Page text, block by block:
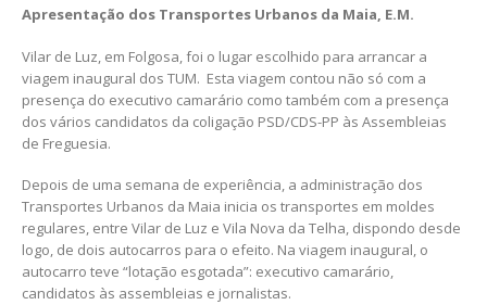
Apresentação dos Transportes Urbanos da Maia, E.M.
Vilar de Luz, em Folgosa, foi o lugar escolhido para arrancar a
viagem inaugural dos TUM. Esta viagem contou não só com a
presença do executivo camarário como também com a presença
dos vários candidatos da coligação PSD/CDS-PP às Assembleias
de Freguesia.
Depois de uma semana de experiência, a administração dos
Transportes Urbanos da Maia inicia os transportes em moldes
regulares, entre Vilar de Luz e Vila Nova da Telha, dispondo desde
logo, de dois autocarros para o efeito. Na viagem inaugural, o
autocarro teve “lotação esgotada”: executivo camarário,
candidatos às assembleias e jornalistas.